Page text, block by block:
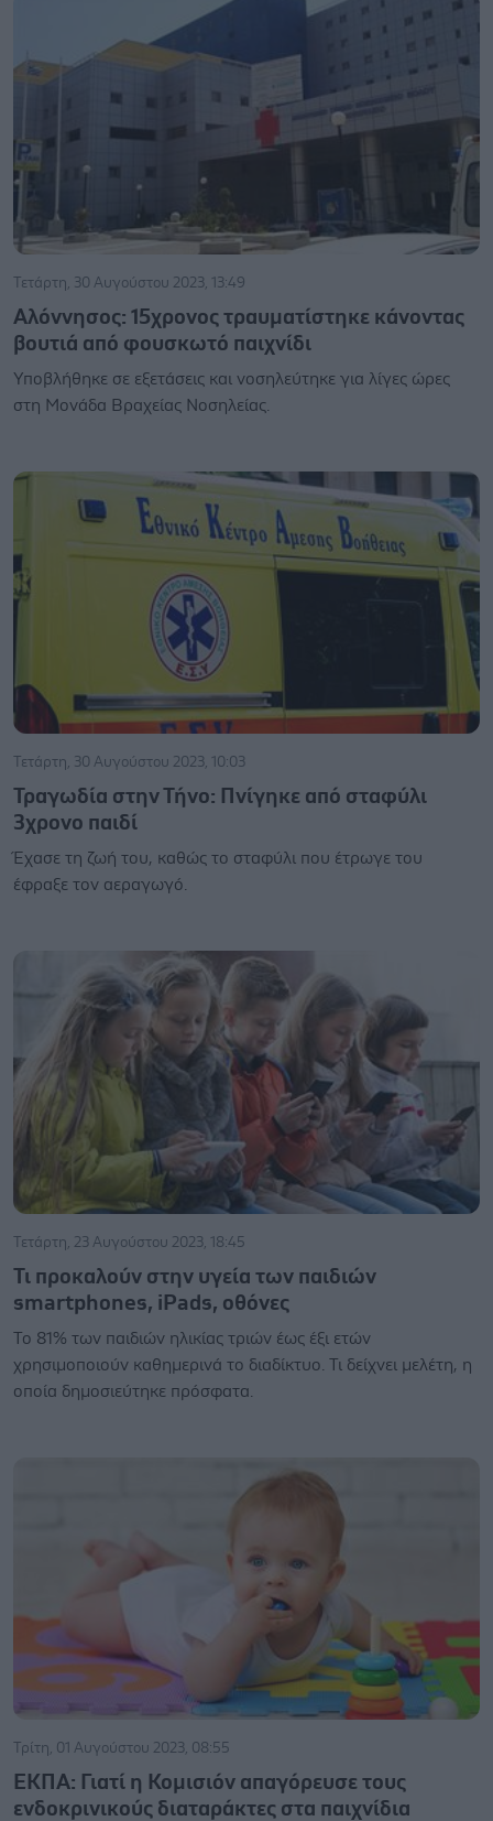
Τετάρτη, 30 Αυγούστου 2023, 13:49
Αλόννησος: 15χρονος τραυματίστηκε κάνοντας
βουτιά από φουσκωτό παιχνίδι
Υποβλήθηκε σε εξετάσεις και νοσηλεύτηκε για λίγες ώρες
στη Μονάδα Βραχείας Νοσηλείας.
Τετάρτη, 30 Αυγούστου 2023, 10:03
Τραγωδία στην Τήνο: Πνίγηκε από σταφύλι
3χρονο παιδί
Έχασε τη ζωή του, καθώς το σταφύλι που έτρωγε του
έφραξε τον αεραγωγό.
Τετάρτη, 23 Αυγούστου 2023, 18:45
Τι προκαλούν στην υγεία των παιδιών
smartphones, iPads, οθόνες
Το 81% των παιδιών ηλικίας τριών έως έξι ετών
χρησιμοποιούν καθημερινά το διαδίκτυο. Τι δείχνει μελέτη, η
οποία δημοσιεύτηκε πρόσφατα.
Τρίτη, 01 Αυγούστου 2023, 08:55
ΕΚΠΑ: Γιατί η Κομισιόν απαγόρευσε τους
ενδοκρινικούς διαταράκτες στα παιχνίδια